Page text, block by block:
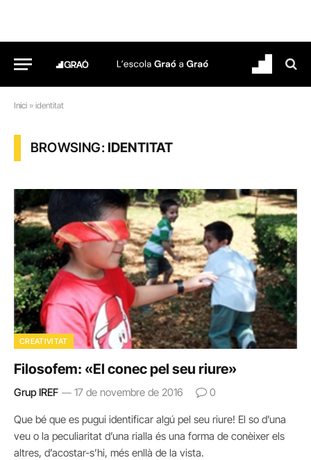
Inici » identitat
BROWSING:IDENTITAT
CREATIVITAT
Filosofem: «El conec pel seu riure»
Grup IREF 17 de novembre de 2016 0
Que bé que es pugui identificar algú pel seu riure! El so d’una
veu o la peculiaritat d’una rialla és una forma de conèixer els
altres, d’acostar-s’hi, més enllà de la vista.